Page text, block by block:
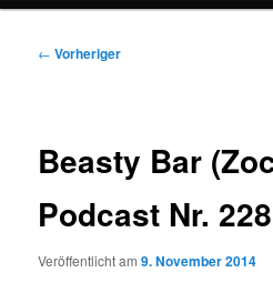
Beitragsnavigation
← Vorheriger
Beasty Bar
Podcast Nr. 228
Veröffentlicht am9. November 2014